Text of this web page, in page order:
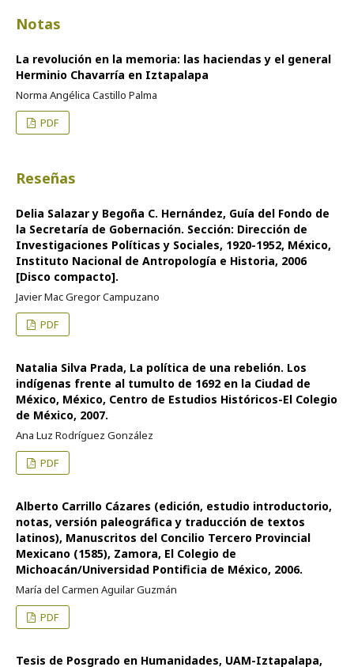
Notas
La revolución en la memoria: las haciendas y el general
Herminio Chavarría en Iztapalapa
Norma Angélica Castillo Palma
PDF
Reseñas
Delia Salazar y Begoña C. Hernández, Guía del Fondo de
la Secretaría de Gobernación. Sección: Dirección de
Investigaciones Políticas y Sociales, 1920-1952, México,
Instituto Nacional de Antropología e Historia, 2006
[Disco compacto].
Javier Mac Gregor Campuzano
PDF
Natalia Silva Prada, La política de una rebelión. Los
indígenas frente al tumulto de 1692 en la Ciudad de
México, México, Centro de Estudios Históricos-El Colegio
de México, 2007.
Ana Luz Rodríguez González
PDF
Alberto Carrillo Cázares (edición, estudio introductorio,
notas, versión paleográfica y traducción de textos
latinos), Manuscritos del Concilio Tercero Provincial
Mexicano (1585), Zamora, El Colegio de
Michoacán/Universidad Pontificia de México, 2006.
María del Carmen Aguilar Guzmán
PDF
Tesis de Posgrado en Humanidades, UAM-Iztapalapa,